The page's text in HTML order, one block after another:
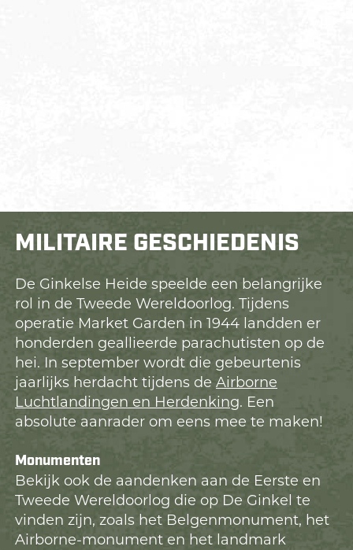
MILITAIRE GESCHIEDENIS
De Ginkelse Heide speelde een belangrijke
rol in de Tweede Wereldoorlog. Tijdens
operatie Market Garden in 1944 landden er
honderden geallieerde parachutisten op de
hei. In september wordt die gebeurtenis
jaarlijks herdacht tijdens de Airborne
Luchtlandingen en Herdenking. Een
absolute aanrader om eens mee te maken!
Monumenten
Bekijk ook de aandenken aan de Eerste en
Tweede Wereldoorlog die op De Ginkel te
vinden zijn, zoals het Belgenmonument, het
Airborne-monument en het landmark